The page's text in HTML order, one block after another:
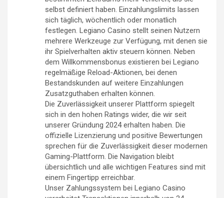
selbst definiert haben. Einzahlungslimits lassen
sich täglich, wöchentlich oder monatlich
festlegen. Legiano Casino stellt seinen Nutzern
mehrere Werkzeuge zur Verfügung, mit denen sie
ihr Spielverhalten aktiv steuern können. Neben
dem Willkommensbonus existieren bei Legiano
regelmäßige Reload-Aktionen, bei denen
Bestandskunden auf weitere Einzahlungen
Zusatzguthaben erhalten können.
Die Zuverlässigkeit unserer Plattform spiegelt
sich in den hohen Ratings wider, die wir seit
unserer Gründung 2024 erhalten haben. Die
offizielle Lizenzierung und positive Bewertungen
sprechen für die Zuverlässigkeit dieser modernen
Gaming-Plattform. Die Navigation bleibt
übersichtlich und alle wichtigen Features sind mit
einem Fingertipp erreichbar.
Unser Zahlungssystem bei Legiano Casino